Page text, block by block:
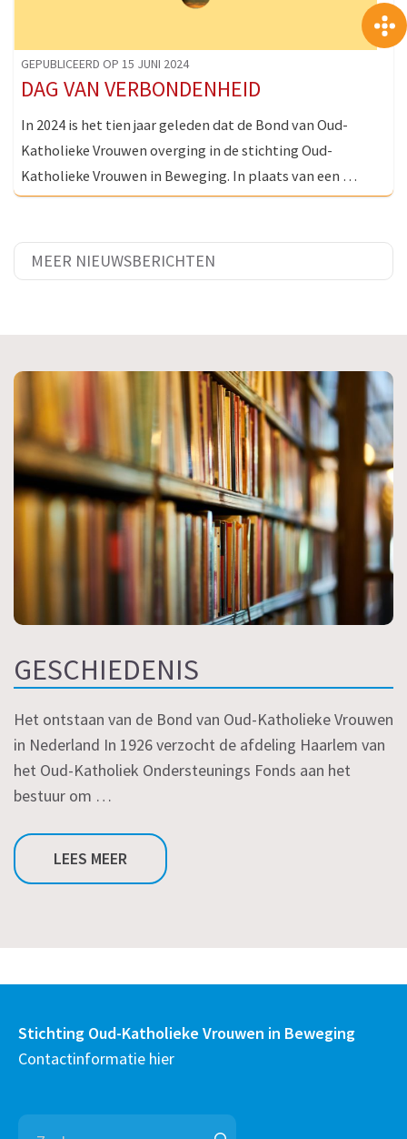
GEPUBLICEERD OP 15 JUNI 2024
DAG VAN VERBONDENHEID
In 2024 is het tien jaar geleden dat de Bond van Oud-
Katholieke Vrouwen overging in de stichting Oud-
Katholieke Vrouwen in Beweging. In plaats van een …
MEER NIEUWSBERICHTEN
GESCHIEDENIS
Het ontstaan van de Bond van Oud-Katholieke Vrouwen
in Nederland In 1926 verzocht de afdeling Haarlem van
het Oud-Katholiek Ondersteunings Fonds aan het
bestuur om …
LEES MEER
Stichting Oud-Katholieke Vrouwen in Beweging
Contactinformatie hier
Zoeken